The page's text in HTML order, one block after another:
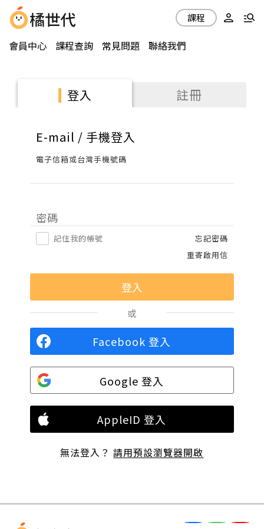
會員中心 課程查詢 常見問題 聯絡我們
課程
登入 註冊
E-mail / 手機登入
電子信箱或台灣手機號碼
密碼
記住我的帳號
忘記密碼
重寄啟用信
或
Facebook 登入
Google 登入
AppleID 登入
無法登入？請用預設瀏覽器開啟